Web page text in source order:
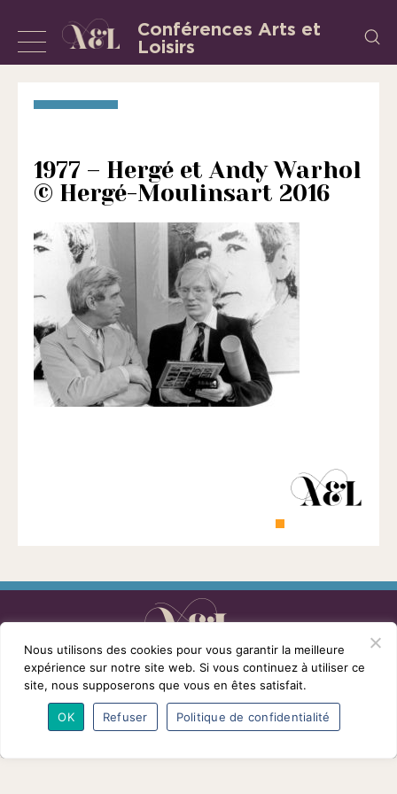
contenu
Conférences Arts et
Loisirs
L’Association
«
Conférences
et
Loisirs
»
est
une
association
régie
par
la
loi
de
1901
Afficher
masquer
navigation
1977 – Hergé et Andy Warhol
© Hergé-Moulinsart 2016
L’association Programmes
Intervenants
Adhésions
Partenaires
Contact
Mentions légales
© Conférences arts et loisirs 2026
Nous
Nous utilisons des cookies pour vous garantir la meilleure
expérience sur notre site web. Si vous continuez à utiliser ce
site, nous supposerons que vous en êtes satisfait.
OK Refuser Politique de confidentialité